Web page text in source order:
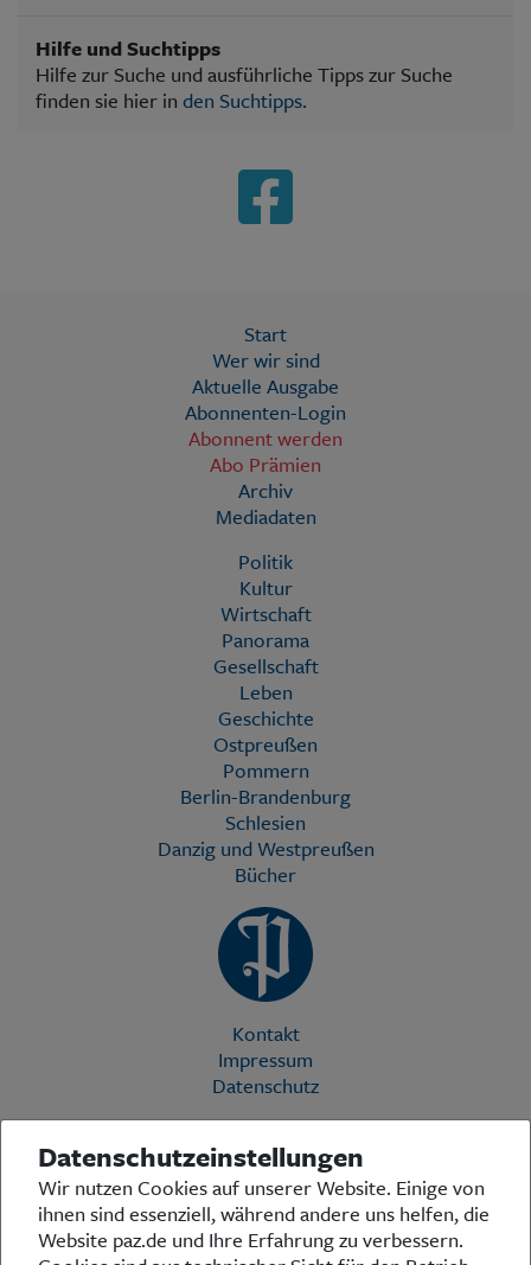
Hilfe und Suchtipps
Hilfe zur Suche und ausführliche Tipps zur Suche
finden sie hier in den Suchtipps.
Start
Wer wir sind
Aktuelle Ausgabe
Abonnenten-Login
Abonnent werden
Abo Prämien
Archiv
Mediadaten
Politik
Kultur
Wirtschaft
Panorama
Gesellschaft
Leben
Geschichte
Ostpreußen
Pommern
Berlin-Brandenburg
Schlesien
Danzig und Westpreußen
Bücher
Kontakt
Impressum
Datenschutz
Die Preußische Allgemeine Zeitung (PAZ) ist eine einzigartige Stimme
in der deutschen Medienlandschaft. Woche für Woche berichtet sie
über das aktuelle Zeitgeschehen in Politik, Kultur und Wirtschaft und
bezieht zu den grundlegenden Entwicklungen unserer Gesellschaft
Stellung. In ihrer Arbeit fühlt sich die Redaktion dem traditionellen
Datenschutzeinstellungen
Wir nutzen Cookies auf unserer Website. Einige von
ihnen sind essenziell, während andere uns helfen, die
Website paz.de und Ihre Erfahrung zu verbessern.